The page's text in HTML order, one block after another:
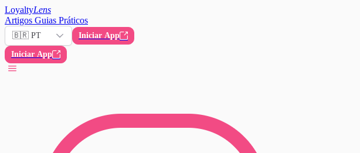
LoyaltyLens
Artigos Guias Práticos
🇧🇷 PT Iniciar App
Iniciar App